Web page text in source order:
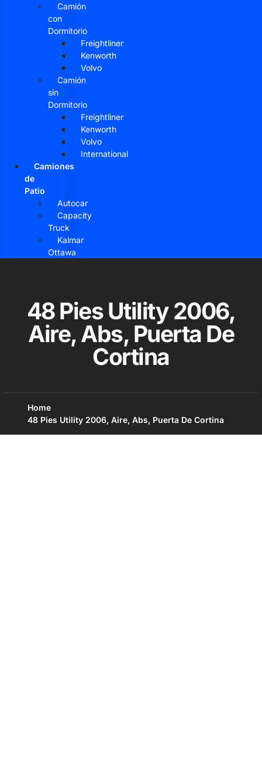
Camión
con
Dormitorio
Freightliner
Kenworth
Volvo
Camión
sin
Dormitorio
Freightliner
Kenworth
Volvo
International
Camiones
de
Patio
Autocar
Capacity
Truck
Kalmar
Ottawa
48 Pies Utility 2006,
Aire, Abs, Puerta De
Cortina
Home
48 Pies Utility 2006, Aire, Abs, Puerta De Cortina